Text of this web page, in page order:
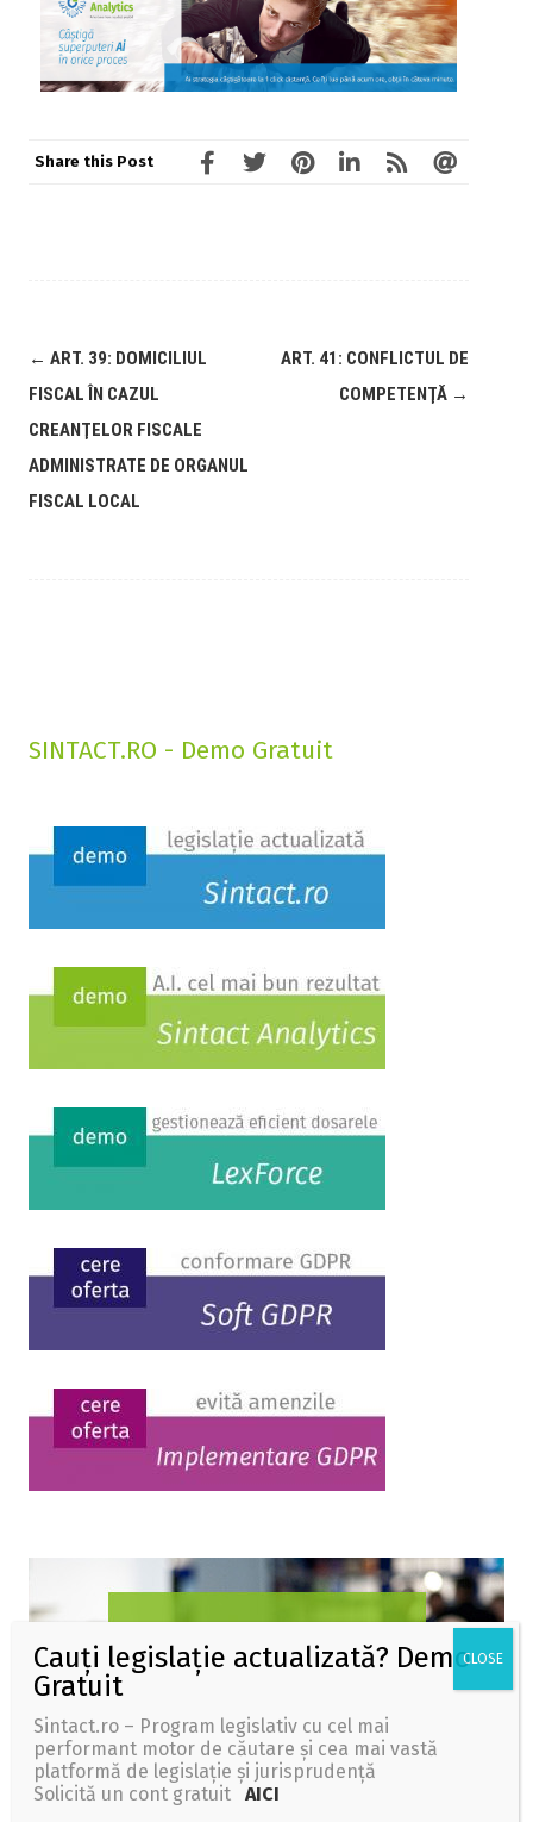
Share this Post
← ART. 39: DOMICILIUL
FISCAL ÎN CAZUL
CREANŢELOR FISCALE
ADMINISTRATE DE ORGANUL
FISCAL LOCAL
ART. 41: CONFLICTUL DE
COMPETENŢĂ →
SINTACT.RO - Demo Gratuit
Sintact.ro – Program legislativ cu cel mai
performant motor de căutare și cea mai vastă
platformă de legislație și jurisprudență
Solicită un cont gratuit
AICI